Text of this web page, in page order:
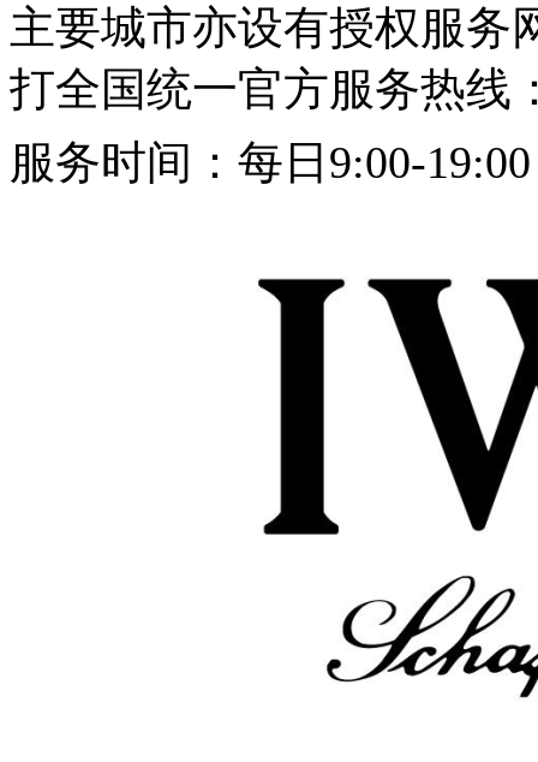
主要城市亦设有授权服务
打全国统一官方服务热线
服务时间 ：每日9:00-